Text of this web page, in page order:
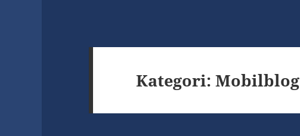
Kategori:Mobilblog